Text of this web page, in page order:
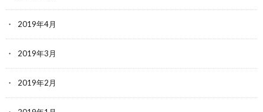
2019年4月
2019年3月
2019年2月